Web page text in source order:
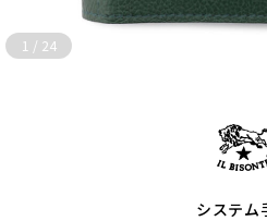
1 / 24
システム